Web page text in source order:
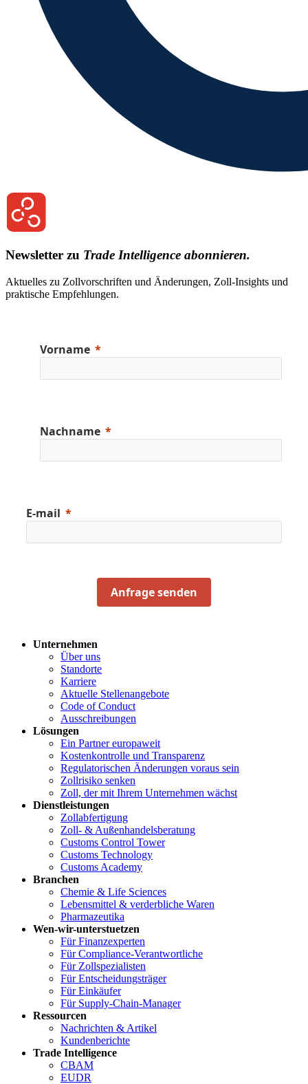
Newsletter zu Trade Intelligence abonnieren.
Aktuelles zu Zollvorschriften und Änderungen, Zoll-Insights und
praktische Empfehlungen.
Vorname
Nachname
E-mail
Anfrage senden
Unternehmen
Über uns
Standorte
Karriere
Aktuelle Stellenangebote
Code of Conduct
Ausschreibungen
Lösungen
Ein Partner europaweit
Kostenkontrolle und Transparenz
Regulatorischen Änderungen voraus sein
Zollrisiko senken
Zoll, der mit Ihrem Unternehmen wächst
Dienstleistungen
Zollabfertigung
Zoll- & Außenhandelsberatung
Customs Control Tower
Customs Technology
Customs Academy
Branchen
Chemie & Life Sciences
Lebensmittel & verderbliche Waren
Pharmazeutika
Wen-wir-unterstuetzen
Für Finanzexperten
Für Compliance-Verantwortliche
Für Zollspezialisten
Für Entscheidungsträger
Für Einkäufer
Für Supply-Chain-Manager
Ressourcen
Nachrichten & Artikel
Kundenberichte
Trade Intelligence
CBAM
EUDR